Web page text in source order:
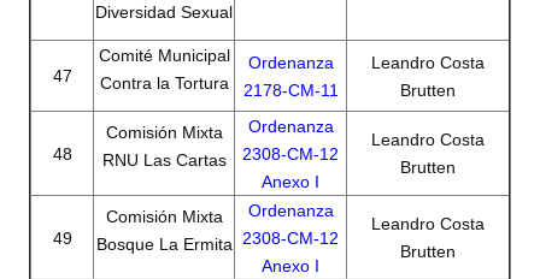
Diversidad Sexual
47
Comité Municipal
Contra la Tortura
Ordenanza
2178-CM-11
Leandro Costa
Brutten
48
Comisión Mixta
RNU Las Cartas
Ordenanza
2308-CM-12
Anexo I
Leandro Costa
Brutten
49
Comisión Mixta
Bosque La Ermita
Ordenanza
2308-CM-12
Anexo I
Leandro Costa
Brutten